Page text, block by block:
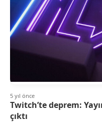
5 yıl önce
Twitch’te deprem:
çıktı